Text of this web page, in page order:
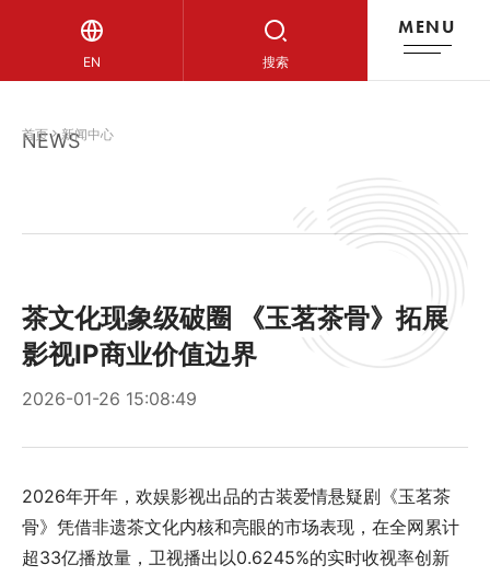
搜索
EN
MENU
NEWS
新闻中心
首页 新闻中心
茶文化现象级破圈 《玉茗茶骨》拓展
影视IP商业价值边界
2026-01-26 15:08:49
2026年开年，欢娱影视出品的古装爱情悬疑剧《玉茗茶
骨》凭借非遗茶文化内核和亮眼的市场表现，在全网累计
超33亿播放量，卫视播出以0.6245%的实时收视率创新